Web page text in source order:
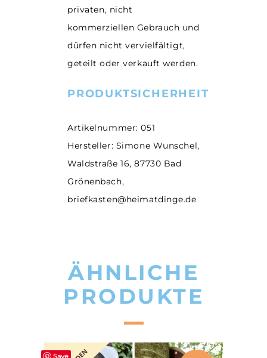
privaten, nicht
kommerziellen Gebrauch und
dürfen nicht vervielfältigt,
geteilt oder verkauft werden.
PRODUKTSICHERHEIT
Artikelnummer: 051
Hersteller: Simone Wunschel,
Waldstraße 16, 87730 Bad
Grönenbach,
briefkasten@heimatdinge.de
ÄHNLICHE
PRODUKTE
Save